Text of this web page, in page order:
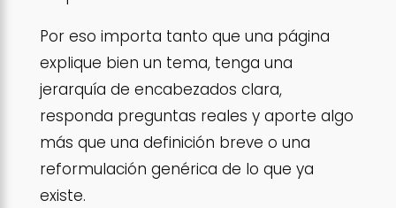
Por eso importa tanto que una página
explique bien un tema, tenga una
jerarquía de encabezados clara,
responda preguntas reales y aporte algo
más que una definición breve o una
reformulación genérica de lo que ya
existe.